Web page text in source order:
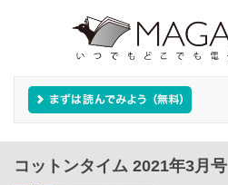
コットンタイム 2021年3月号